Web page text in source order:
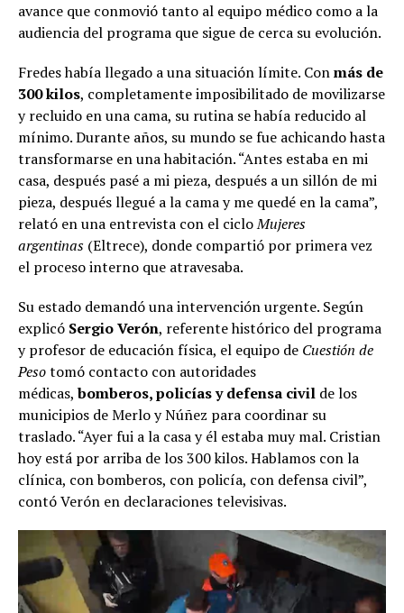
avance que conmovió tanto al equipo médico como a la
audiencia del programa que sigue de cerca su evolución.
Fredes había llegado a una situación límite. Conmás de
300 kilos, completamente imposibilitado de movilizarse
y recluido en una cama, su rutina se había reducido al
mínimo. Durante años, su mundo se fue achicando hasta
transformarse en una habitación. “Antes estaba en mi
casa, después pasé a mi pieza, después a un sillón de mi
pieza, después llegué a la cama y me quedé en la cama”,
relató en una entrevista con el cicloMujeres
argentinas (Eltrece), donde compartió por primera vez
el proceso interno que atravesaba.
Su estado demandó una intervención urgente. Según
explicó Sergio Verón, referente histórico del programa
y profesor de educación física, el equipo de Cuestión de
Pesotomó contacto con autoridades
médicas,bomberos, policías y defensa civil de los
municipios de Merlo y Núñez para coordinar su
traslado. “Ayer fui a la casa y él estaba muy mal. Cristian
hoy está por arriba de los 300 kilos. Hablamos con la
clínica, con bomberos, con policía, con defensa civil”,
contó Verón en declaraciones televisivas.